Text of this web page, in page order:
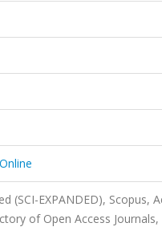
(SCI-EXPANDED), Scopus,
of Open Access Journals,